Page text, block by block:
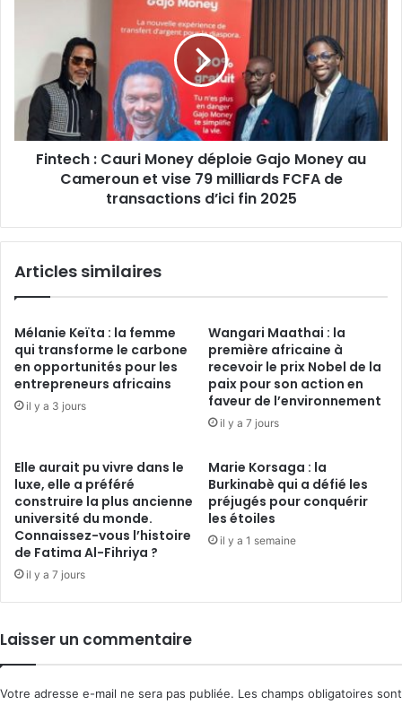
déploie
Money
Cameroun
FCFA
transactions
2025
Fintech : Cauri Money déploie Gajo Money au
Cameroun et vise 79 milliards FCFA de
transactions d’ici fin 2025
Articles similaires
Mélanie Keïta : la femme
qui transforme le carbone
en opportunités pour les
entrepreneurs africains
il y a 3 jours
Wangari Maathai : la
première africaine à
recevoir le prix Nobel de la
paix pour son action en
faveur de l’environnement
il y a 7 jours
Elle aurait pu vivre dans le
luxe, elle a préféré
construire la plus ancienne
université du monde.
Connaissez-vous l’histoire
de Fatima Al-Fihriya ?
il y a 7 jours
Marie Korsaga : la
Burkinabè qui a défié les
préjugés pour conquérir
les étoiles
il y a 1 semaine
Laisser un commentaire
Votre adresse e-mail ne sera pas publiée. Les champs obligatoires sont